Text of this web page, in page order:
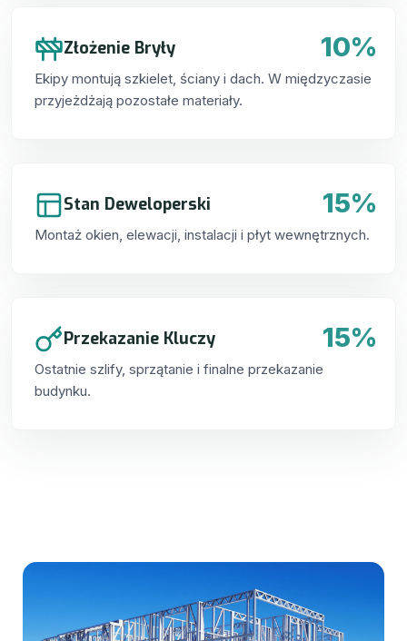
10%
Złożenie Bryły
Ekipy montują szkielet, ściany i dach. W międzyczasie
przyjeżdżają pozostałe materiały.
15%
Stan Deweloperski
Montaż okien, elewacji, instalacji i płyt wewnętrznych.
15%
Przekazanie Kluczy
Ostatnie szlify, sprzątanie i finalne przekazanie
budynku.